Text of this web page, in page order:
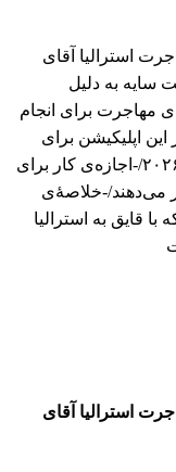
استرالیا آقای
سایه به دلیل
مهاجرت برای انجام
این اپلیکیشن برای
شهروندان ایران و افغانستان از اوایل سال ۲۰۲۶/-اجازه‌ی کار برای
می‌دهند/-خلاصهٔ‌ی
قایق به استرالیا
استرالیا آقای